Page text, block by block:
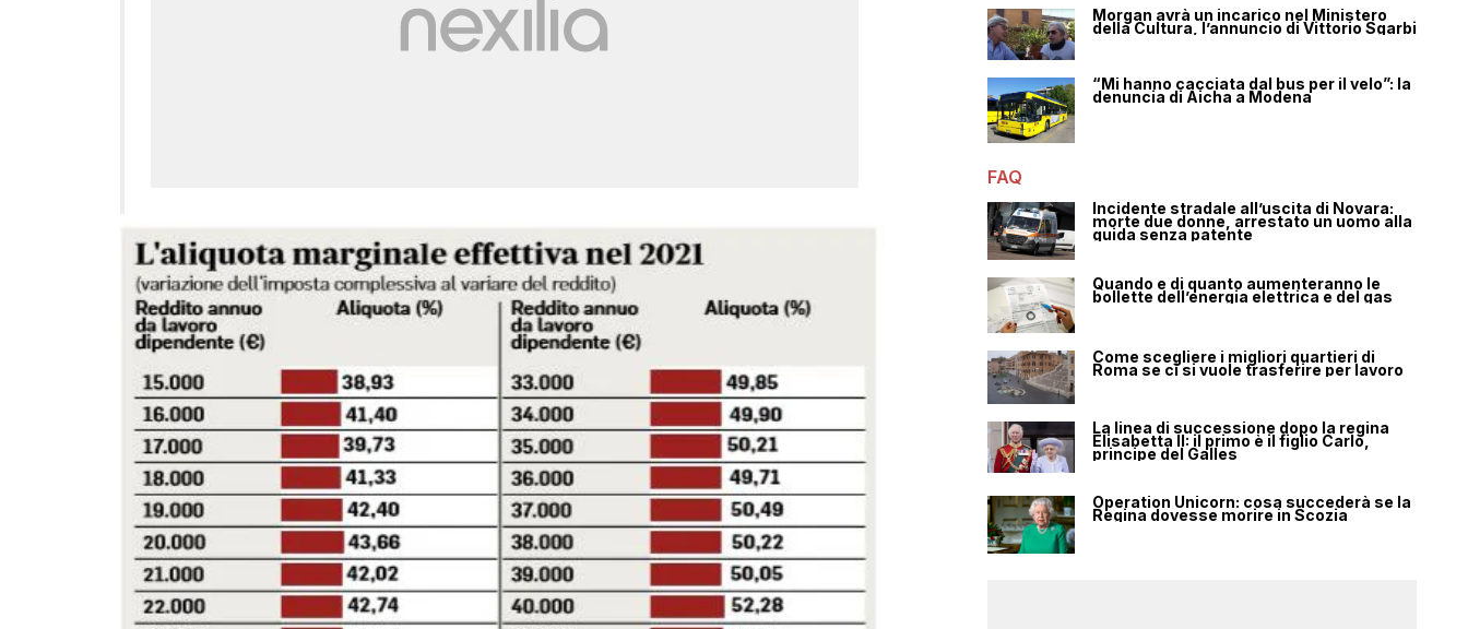
Morgan avrà un incarico nel Ministero
della Cultura, l’annuncio di Vittorio Sgarbi
“Mi hanno cacciata dal bus per il velo”: la
denuncia di Aicha a Modena
FAQ
Incidente stradale all’uscita di Novara:
morte due donne, arrestato un uomo alla
guida senza patente
Quando e di quanto aumenteranno le
bollette dell’energia elettrica e del gas
Come scegliere i migliori quartieri di
Roma se ci si vuole trasferire per lavoro
La linea di successione dopo la regina
Elisabetta II: il primo è il figlio Carlo,
principe del Galles
Operation Unicorn: cosa succederà se la
Regina dovesse morire in Scozia